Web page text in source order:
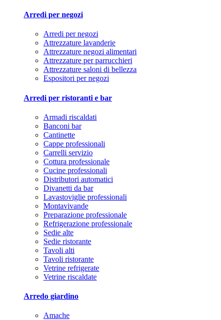
Arredi per negozi
Arredi per negozi
Attrezzature lavanderie
Attrezzature negozi alimentari
Attrezzature per parrucchieri
Attrezzature saloni di bellezza
Espositori per negozi
Arredi per ristoranti e bar
Armadi riscaldati
Banconi bar
Cantinette
Cappe professionali
Carrelli servizio
Cottura professionale
Cucine professionali
Distributori automatici
Divanetti da bar
Lavastoviglie professionali
Montavivande
Preparazione professionale
Refrigerazione professionale
Sedie alte
Sedie ristorante
Tavoli alti
Tavoli ristorante
Vetrine refrigerate
Vetrine riscaldate
Arredo giardino
Amache